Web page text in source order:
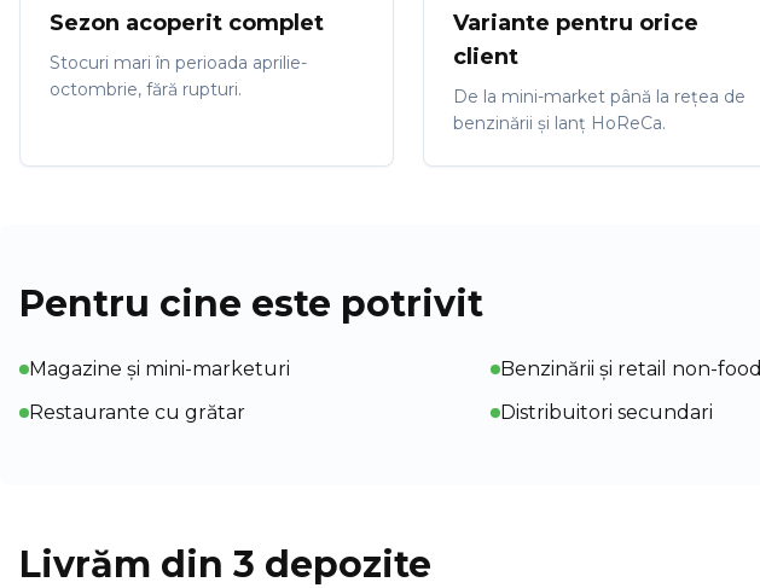
Sezon acoperit complet
Stocuri mari în perioada aprilie-
octombrie, fără rupturi.
Variante pentru orice
client
De la mini-market până la rețea de
benzinării și lanț HoReCa.
Pentru cine este potrivit
Magazine și mini-marketuri
Benzinării și retail non-food
Restaurante cu grătar
Distribuitori secundari
Livrăm din 3 depozite